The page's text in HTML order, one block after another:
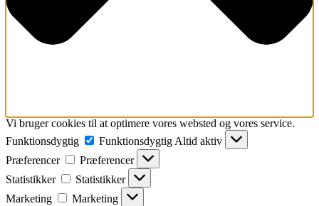
Vi bruger cookies til at optimere vores websted og vores service.
Funktionsdygtig
Funktionsdygtig Altid aktiv
Præferencer
Præferencer
Statistikker
Statistikker
Marketing
Marketing